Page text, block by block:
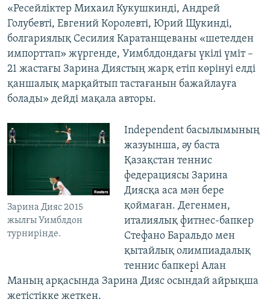
«Ресейліктер Михаил Кукушкинді, Андрей
Голубевті, Евгений Королевті, Юрий Щукинді,
болгариялық Сесилия Каратанщеваны «шетелден
импорттап» жүргенде, Уимблдондағы үкілі үміт –
21 жастағы Зарина Диястың жарқ етіп көрінуі елді
қаншалық марқайтып тастағанын бажайлауға
болады» дейді мақала авторы.
Зарина Дияс 2015
жылғы Уимблдон
турнирінде.
Independent басылымының
жазуынша, әу баста
Қазақстан теннис
федерациясы Зарина
Диясқа аса мән бере
қоймаған. Дегенмен,
италиялық фитнес-бапкер
Стефано Баральдо мен
қытайлық олимпиадалық
теннис бапкері Алан
Маның арқасында Зарина Дияс осындай айрықша
жетістікке жеткен.